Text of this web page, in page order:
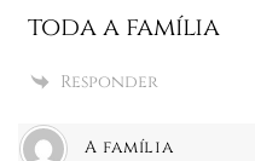
toda a família
Responder
A família